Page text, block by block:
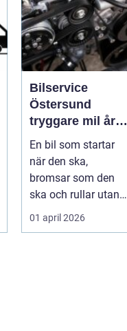
Bilservice
Östersund
tryggare mil året
runt
En bil som startar
när den ska,
bromsar som den
ska och rullar utan
konstiga ljud är
ingen självklar...
01 april 2026